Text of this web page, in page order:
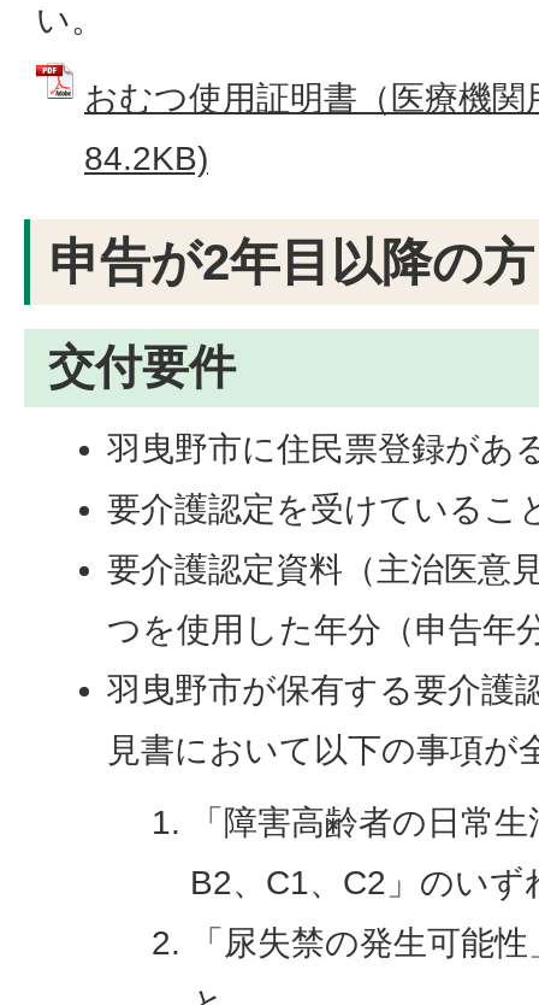
い。
おむつ使用証明書（医療機
84.2KB)
申告が2年目以降の方
交付要件
羽曳野市に住民票登録があ
要介護認定を受けているこ
要介護認定資料（主治医意
つを使用した年分（申告年
羽曳野市が保有する要介護
見書において以下の事項が
「障害高齢者の日常
B2、C1、C2」のい
「尿失禁の発生可能